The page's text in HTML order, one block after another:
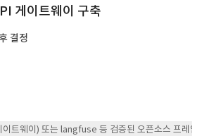
게이트웨이 구축
결정
트웨이) 또는 langfuse 등 검증된 오픈소스 프레임워